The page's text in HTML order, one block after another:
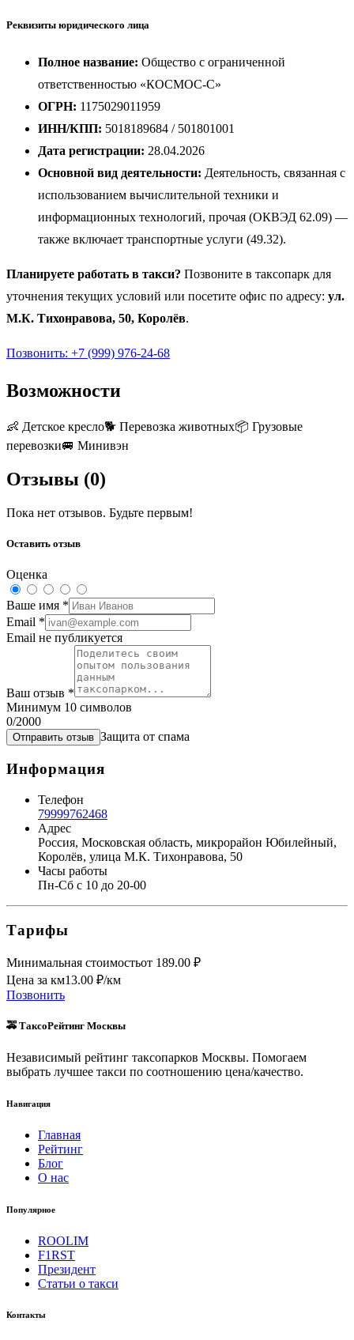
Реквизиты юридического лица
Полное название: Общество с ограниченной
ответственностью «КОСМОС-С»
ОГРН: 1175029011959
ИНН/КПП: 5018189684 / 501801001
Дата регистрации: 28.04.2026
Основной вид деятельности: Деятельность, связанная с
использованием вычислительной техники и
информационных технологий, прочая (ОКВЭД 62.09) —
также включает транспортные услуги (49.32).
Планируете работать в такси? Позвоните в таксопарк для
уточнения текущих условий или посетите офис по адресу: ул.
М.К. Тихонравова, 50, Королёв.
Позвонить: +7 (999) 976-24-68
Возможности
👶 Детское кресло🐕 Перевозка животных📦 Грузовые
перевозки🚐 Минивэн
Отзывы (0)
Пока нет отзывов. Будьте первым!
Оставить отзыв
Оценка
Ваше имя *
Email *
Email не публикуется
Ваш отзыв *
Минимум 10 символов
0/2000
Отправить отзыв Защита от спама
Информация
Телефон
79999762468
Адрес
Россия, Московская область, микрорайон Юбилейный,
Королёв, улица М.К. Тихонравова, 50
Часы работы
Пн-Сб с 10 до 20-00
Тарифы
Минимальная стоимостьот 189.00 ₽
Цена за км13.00 ₽/км
Позвонить
🚕 ТаксоРейтинг Москвы
Независимый рейтинг таксопарков Москвы. Помогаем
выбрать лучшее такси по соотношению цена/качество.
Навигация
Главная
Рейтинг
Блог
О нас
Популярное
ROOLIM
F1RST
Президент
Статьи о такси
Контакты